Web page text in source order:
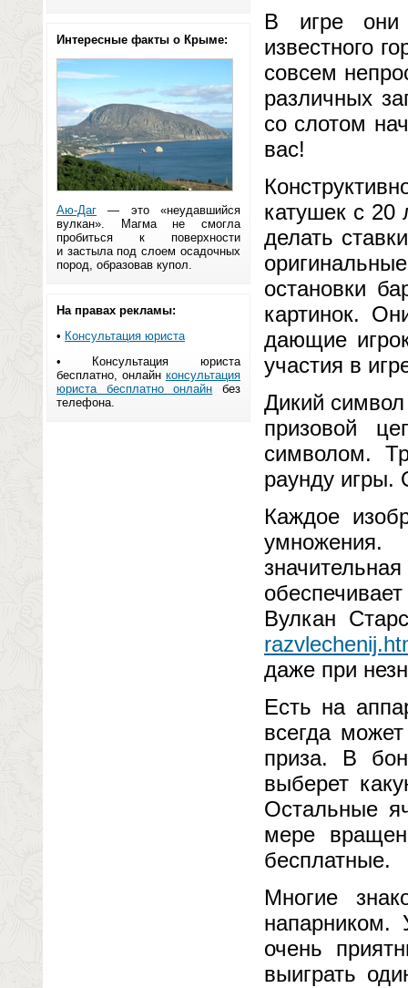
Интересные факты о Крыме:
Аю-Даг — это «неудавшийся
вулкан». Магма не смогла
пробиться к поверхности
и застыла под слоем осадочных
пород, образовав купол.
На правах рекламы:
• Консультация юриста
• Консультация юриста
бесплатно, онлайн консультация
юриста бесплатно онлайн без
телефона.
В игре они
известного
совсем
различных
со слотом
вас!
катушек с 20
делать
остановки
картинок.
дающие
участия в
Дикий
призовой
символом.
раунду игры.
Каждое
умножения.
Вулкан
даже при
Есть на
всегда
приза. В
выберет
Остальные
мере
бесплатные.
Многие
напарником.
очень
выиграть